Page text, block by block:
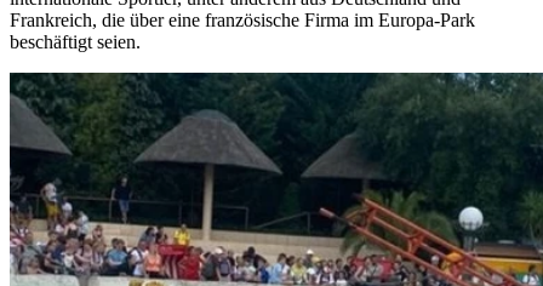
Frankreich, die über eine französische Firma im Europa-Park
beschäftigt seien.